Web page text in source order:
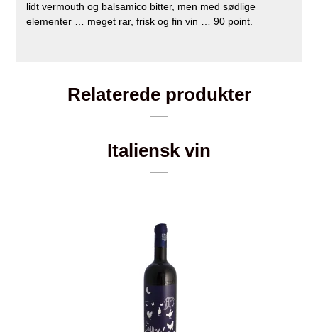
lidt vermouth og balsamico bitter, men med sødlige
elementer … meget rar, frisk og fin vin … 90 point.
Relaterede produkter
Italiensk vin